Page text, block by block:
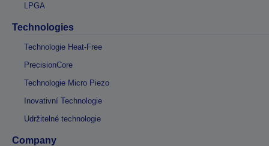
LPGA
Technologies
Technologie Heat-Free
PrecisionCore
Technologie Micro Piezo
Inovativní Technologie
Udržitelné technologie
Company